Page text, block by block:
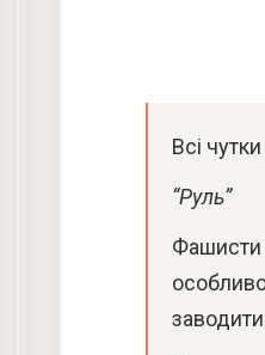
Всі
“Руль”
Фашисти
заводити